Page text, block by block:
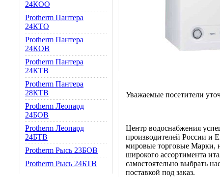
24КОО
Protherm Пантера
24КТО
Protherm Пантера
24КОВ
Protherm Пантера
24КТВ
Protherm Пантера
28КТВ
Protherm Леопард
24БОВ
Protherm Леопард
24БТВ
Protherm Рысь 23БОВ
Protherm Рысь 24БТВ
Уважаемые посетители
Центр водоснабжения
производителей России и
мировые торговые Марки,
широкого ассортимента
самостоятельно выбрать
поставкой под заказ.